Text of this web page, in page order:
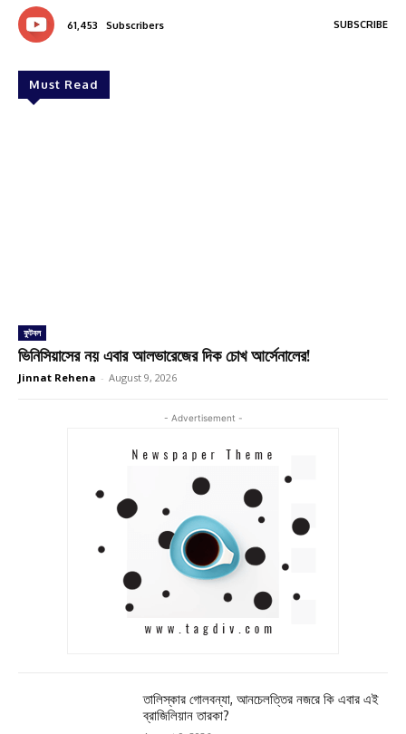
61,453 Subscribers SUBSCRIBE
Must Read
ফুটবল
ভিনিসিয়াসের নয় এবার আলভারেজের দিক চোখ আর্সেনালের!
Jinnat Rehena - August 9, 2026
- Advertisement -
তালিস্কার গোলবন্যা, আনচেলত্তির নজরে কি এবার এই
ব্রাজিলিয়ান তারকা?